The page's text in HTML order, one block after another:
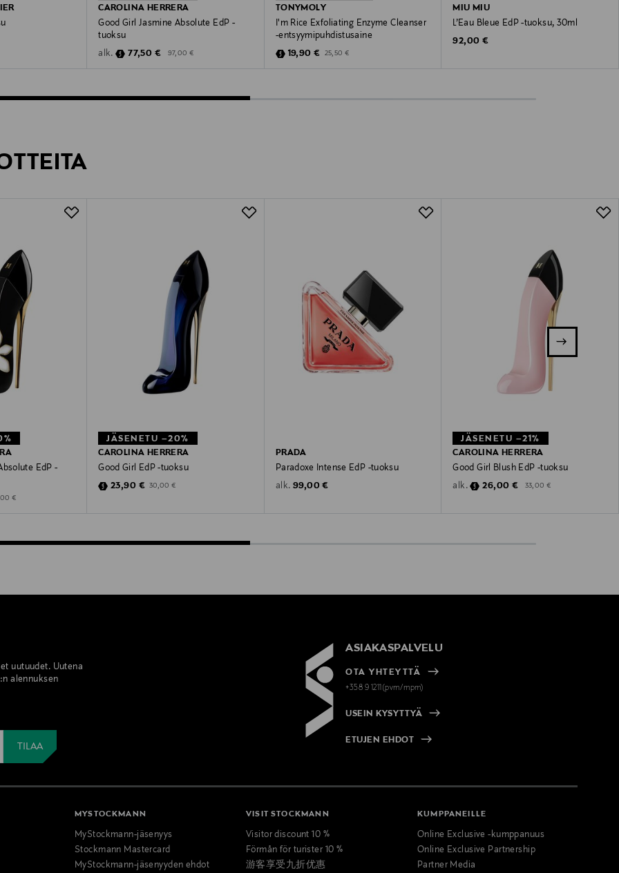
CAROLINA HERRERA
Good Girl Jasmine Absolute EdP -
tuoksu
alk.
Discounted Price
77,50 € Original Price
97,00 €
TONYMOLY
I'm Rice Exfoliating Enzyme Cleanser
-entsyymipuhdistusaine
Discounted Price
19,90 € Original Price
25,50 €
MIU MIU
L’Eau Bleue EdP -tuoksu, 30ml
Original Price
92,00 €
EdP -
Price
€
JÄSENETU –20%
CAROLINA HERRERA
Good Girl EdP -tuoksu
Discounted Price
23,90 € Original Price
30,00 €
PRADA
Paradoxe Intense EdP -tuoksu
alk. Original Price
99,00 €
JÄSENETU –21%
CAROLINA HERRERA
Good Girl Blush EdP -tuoksu
alk.
Discounted Price
26,00 € Original Price
33,00 €
uutuudet. Uutena
alennuksen
ASIAKASPALVELU
OTA YHTEYTTÄ
+358 9 1211(pvm/mpm)
USEIN KYSYTTYÄ
ETUJEN EHDOT
MYSTOCKMANN
MyStockmann-jäsenyys
Stockmann Mastercard
MyStockmann-jäsenyyden ehdot
VISIT STOCKMANN
Visitor discount 10 %
Förmån för turister 10 %
游客享受九折优惠
KUMPPANEILLE
Online Exclusive -kumppanuus
Online Exclusive Partnership
Partner Media